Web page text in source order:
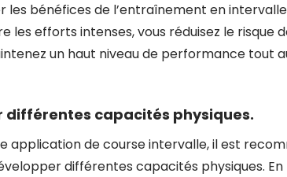
bénéfices de l’entraînement en
efforts intenses, vous réduisez le risque
un haut niveau de performance tout
différentes capacités physiques.
application de course intervalle, il est
différentes capacités physiques. En